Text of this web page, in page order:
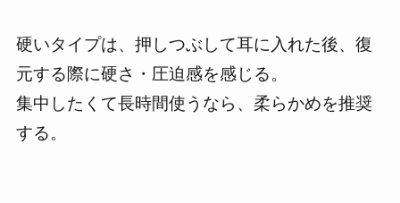
硬いタイプは、押しつぶして耳に入れた後、復
元する際に硬さ・圧迫感を感じる。
集中したくて長時間使うなら、柔らかめを推奨
する。